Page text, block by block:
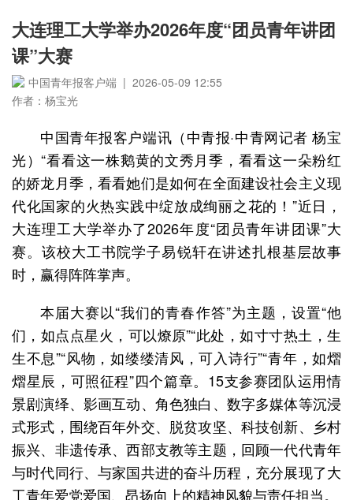
大连理工大学举办2026年度“团员青年讲团
课”大赛
中国青年报客户端 | 2026-05-09 12:55
作者：杨宝光
中国青年报客户端讯（中青报·中青网记者 杨宝
光）“看看这一株鹅黄的文秀月季，看看这一朵粉红
的娇龙月季，看看她们是如何在全面建设社会主义现
代化国家的火热实践中绽放成绚丽之花的！”近日，
大连理工大学举办了2026年度“团员青年讲团课”大
赛。该校大工书院学子易锐轩在讲述扎根基层故事
时，赢得阵阵掌声。
本届大赛以“我们的青春作答”为主题，设置“他
们，如点点星火，可以燎原”“此处，如寸寸热土，生
生不息”“风物，如缕缕清风，可入诗行”“青年，如熠
熠星辰，可照征程”四个篇章。15支参赛团队运用情
景剧演绎、影画互动、角色独白、数字多媒体等沉浸
式形式，围绕百年外交、脱贫攻坚、科技创新、乡村
振兴、非遗传承、西部支教等主题，回顾一代代青年
与时代同行、与家国共进的奋斗历程，充分展现了大
工青年爱党爱国、昂扬向上的精神风貌与责任担当。